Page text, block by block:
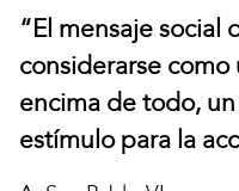
“El mensaje social
considerarse
encima de todo,
estímulo para la